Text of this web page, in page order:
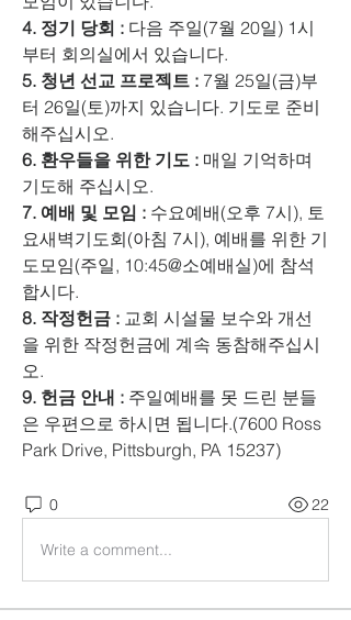
4. 정기 당회 : 다음 주일(7월 20일) 1시
부터 회의실에서 있습니다.
5. 청년 선교 프로젝트 : 7월 25일(금)부
터 26일(토)까지 있습니다. 기도로 준비
해주십시오.
6. 환우들을 위한 기도 : 매일 기억하며
기도해 주십시오.
7. 예배 및 모임 : 수요예배(오후 7시), 토
요새벽기도회(아침 7시), 예배를 위한 기
도모임(주일, 10:45@소예배실)에 참석
합시다.
8. 작정헌금 : 교회 시설물 보수와 개선
을 위한 작정헌금에 계속 동참해주십시
오.
9. 헌금 안내 : 주일예배를 못 드린 분들
은 우편으로 하시면 됩니다.(7600 Ross
Park Drive, Pittsburgh, PA 15237)
0 22
Write a comment...